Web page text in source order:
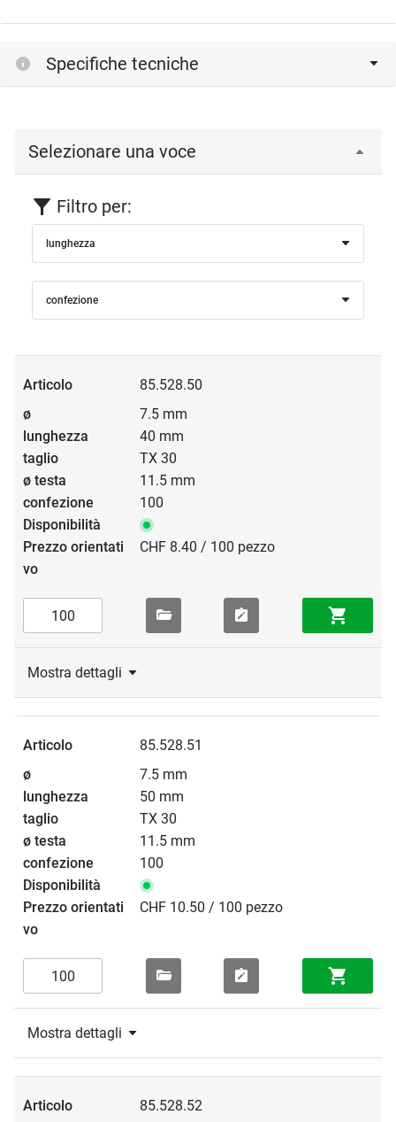
Specifiche tecniche
Selezionare una voce
Filtro per:
lunghezza
confezione
85.528.50
7.5 mm
40 mm
TX 30
11.5 mm
100
CHF 8.40 / 100 pezzo
Mostra dettagli
85.528.51
7.5 mm
50 mm
TX 30
11.5 mm
100
CHF 10.50 / 100 pezzo
Mostra dettagli
85.528.52